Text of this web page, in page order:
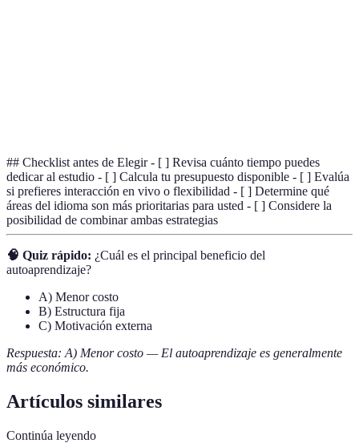
## Checklist antes de Elegir - [ ] Revisa cuánto tiempo puedes
dedicar al estudio - [ ] Calcula tu presupuesto disponible - [ ] Evalúa
si prefieres interacción en vivo o flexibilidad - [ ] Determine qué
áreas del idioma son más prioritarias para usted - [ ] Considere la
posibilidad de combinar ambas estrategias
🧠 Quiz rápido: ¿Cuál es el principal beneficio del
autoaprendizaje?
A) Menor costo
B) Estructura fija
C) Motivación externa
Respuesta: A) Menor costo — El autoaprendizaje es generalmente
más económico.
Artículos similares
Continúa leyendo